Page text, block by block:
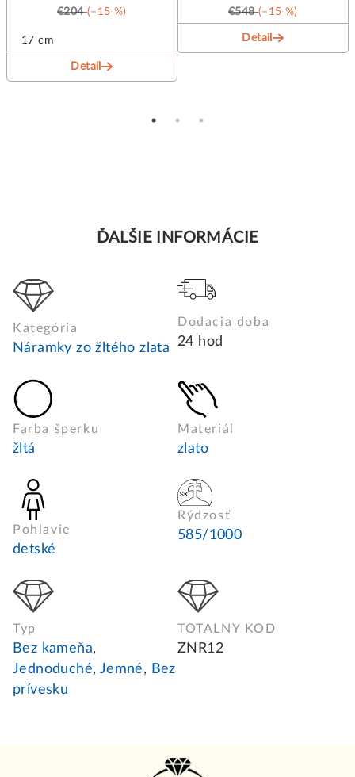
€204 (–15 %)
17 cm
Detail
€548 (–15 %)
Detail
ĎALŠIE INFORMÁCIE
Kategória
Náramky zo žltého zlata
Dodacia doba
24 hod
Farba šperku
žltá
Materiál
zlato
Pohlavie
detské
Rýdzosť
585/1000
Typ
Bez kameňa,
Jednoduché, Jemné, Bez
prívesku
TOTALNY KOD
ZNR12